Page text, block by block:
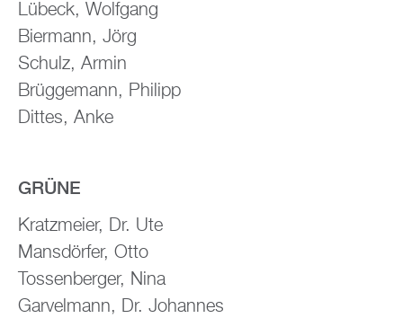
Lübeck, Wolfgang
Biermann, Jörg
Schulz, Armin
Brüggemann, Philipp
Dittes, Anke
GRÜNE
Kratzmeier, Dr. Ute
Mansdörfer, Otto
Tossenberger, Nina
Garvelmann, Dr. Johannes